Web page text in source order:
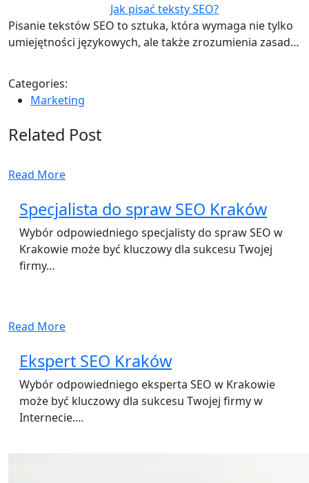
Jak pisać teksty SEO?
Pisanie tekstów SEO to sztuka, która wymaga nie tylko
umiejętności językowych, ale także zrozumienia zasad…
Categories:
Marketing
Related Post
Read More
Specjalista do spraw SEO Kraków
Wybór odpowiedniego specjalisty do spraw SEO w
Krakowie może być kluczowy dla sukcesu Twojej
firmy…
Read More
Ekspert SEO Kraków
Wybór odpowiedniego eksperta SEO w Krakowie
może być kluczowy dla sukcesu Twojej firmy w
Internecie.…